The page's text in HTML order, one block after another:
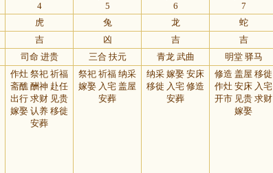
4
5
6
7
虎 兔 龙
蛇
吉 凶 吉
吉
司命 进贵 三合 扶元 青龙 武曲 明堂 驿马
作灶 祭祀 祈福
斋醮 酬神 赴任
出行 求财 见贵
嫁娶 认养 移徙
安葬
祭祀 祈福 纳采
嫁娶 入宅 盖屋
安葬
纳采 嫁娶 安床
移徙 入宅 修造
安葬
修造 盖屋 移徙
作灶 安床 入宅
开市 见贵 求财
嫁娶